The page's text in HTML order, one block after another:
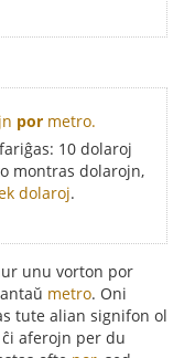
por metro.
10 dolaroj
montras dolarojn,
dolaroj.
unu vorton por
metro. Oni
tute alian signifon ol
aferojn per du